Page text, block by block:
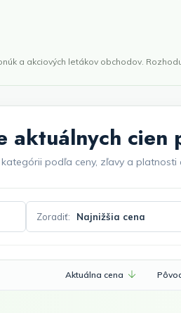
a akciových letákov obchodov.
aktuálnych
podľa ceny, zľavy a platnosti
Zoradiť:
Aktuálna cena